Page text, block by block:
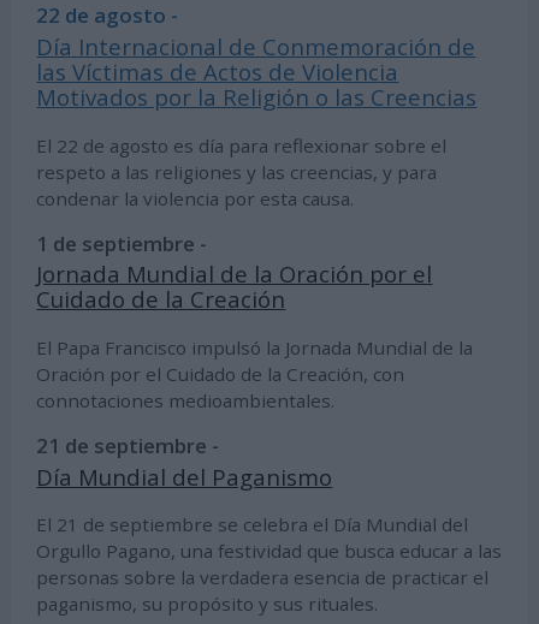
22 de agosto -
Día Internacional de Conmemoración de
las Víctimas de Actos de Violencia
Motivados por la Religión o las Creencias
El 22 de agosto es día para reflexionar sobre el
respeto a las religiones y las creencias, y para
condenar la violencia por esta causa.
1 de septiembre -
Jornada Mundial de la Oración por el
Cuidado de la Creación
El Papa Francisco impulsó la Jornada Mundial de la
Oración por el Cuidado de la Creación, con
connotaciones medioambientales.
21 de septiembre -
Día Mundial del Paganismo
El 21 de septiembre se celebra el Día Mundial del
Orgullo Pagano, una festividad que busca educar a las
personas sobre la verdadera esencia de practicar el
paganismo, su propósito y sus rituales.